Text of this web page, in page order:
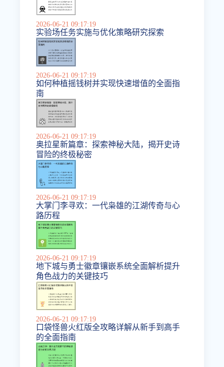
2026-06-21 09:17:19
实验场任务实施与优化策略研究探索
2026-06-21 09:17:19
如何种植摇钱树并实现快速增值的全面指
南
2026-06-21 09:17:19
奥拉星新篇章：探索神秘大陆，揭开史诗
冒险的终极秘密
2026-06-21 09:17:19
大掌门李寻欢：一代枭雄的江湖传奇与心
路历程
2026-06-21 09:17:19
地下城与勇士徽章镶嵌系统全面解析提升
角色战力的关键技巧
2026-06-21 09:17:19
口袋怪兽火红版全攻略详解从新手到高手
的全面指南